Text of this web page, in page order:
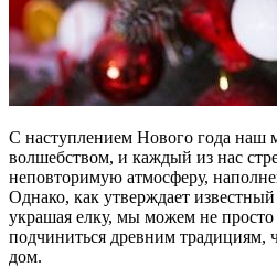
С наступлением Нового года наш
волшебством, и каждый из нас
неповторимую атмосферу,
Однако, как утверждает
украшая елку, мы можем не просто
подчиниться древним традициям,
дом.